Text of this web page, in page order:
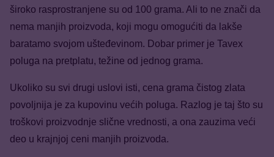
široko rasprostranjene su od 100 grama. Ali to ne znači da
nema manjih proizvoda, koji mogu omogućiti da lakše
baratamo svojom ušteđevinom. Dobar primer je Tavex
poluga na pretplatu, težine od jednog grama.
Ukoliko su svi drugi uslovi isti, cena grama čistog zlata
povoljnija je za kupovinu većih poluga. Razlog je taj što su
troškovi proizvodnje slične vrednosti, a ona zauzima veći
deo u krajnjoj ceni manjih proizvoda.